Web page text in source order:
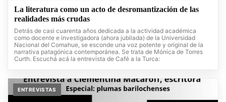
La literatura como un acto de desromantización de las
realidades más crudas
Detrás de casi cuarenta años dedicada a la actividad académica
como docente e investigadora (ahora jubilada) de la Universidad
Nacional del Comahue, se esconde una voz potente y original de la
narrativa patagónica contemporánea. Se trata de Mónica de Torres
Curth. Escuchá acá la entrevista de Café a la Turca:
ENTREVISTAS